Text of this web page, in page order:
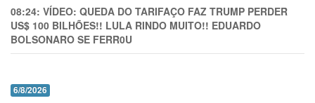
08:24: VÍDEO: QUEDA DO TARIFAÇO FAZ TRUMP PERDER
US$ 100 BILHÕES!! LULA RINDO MUITO!! EDUARDO
BOLSONARO SE FERR0U
6/8/2026